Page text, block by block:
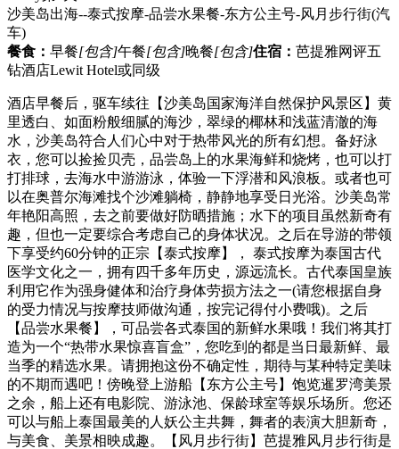
沙美岛出海--泰式按摩-品尝水果餐-东方公主号-风月步行街(汽
车)
餐食： 早餐[包含]午餐[包含]晚餐[包含]住宿： 芭提雅网评五
钻酒店Lewit Hotel或同级
酒店早餐后，驱车续往【沙美岛国家海洋自然保护风景区】黄
里透白、如面粉般细腻的海沙，翠绿的椰林和浅蓝清澈的海
水，沙美岛符合人们心中对于热带风光的所有幻想。备好泳
衣，您可以捡捡贝壳，品尝岛上的水果海鲜和烧烤，也可以打
打排球，去海水中游游泳，体验一下浮潜和风浪板。或者也可
以在奥普尔海滩找个沙滩躺椅，静静地享受日光浴。沙美岛常
年艳阳高照，去之前要做好防晒措施；水下的项目虽然新奇有
趣，但也一定要综合考虑自己的身体状况。之后在导游的带领
下享受约60分钟的正宗【泰式按摩】， 泰式按摩为泰国古代
医学文化之一，拥有四千多年历史，源远流长。古代泰国皇族
利用它作为强身健体和治疗身体劳损方法之一(请您根据自身
的受力情况与按摩技师做沟通，按完记得付小费哦)。之后
【品尝水果餐】，可品尝各式泰国的新鲜水果哦！我们将其打
造为一个“热带水果惊喜盲盒”，您吃到的都是当日最新鲜、最
当季的精选水果。请拥抱这份不确定性，期待与某种特定美味
的不期而遇吧！傍晚登上游船【东方公主号】饱览暹罗湾美景
之余，船上还有电影院、游泳池、保龄球室等娱乐场所。您还
可以与船上泰国最美的人妖公主共舞，舞者的表演大胆新奇，
与美食、美景相映成趣。【风月步行街】芭提雅风月步行街是